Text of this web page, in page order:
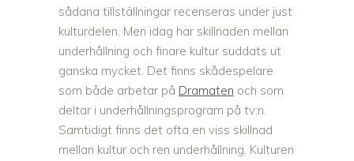
sådana tillställningar recenseras under just
kulturdelen. Men idag har skillnaden mellan
underhållning och finare kultur suddats ut
ganska mycket. Det finns skådespelare
som både arbetar på Dramaten och som
deltar i underhållningsprogram på tv:n.
Samtidigt finns det ofta en viss skillnad
mellan kultur och ren underhållning. Kulturen